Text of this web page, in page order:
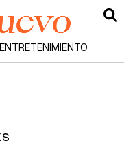
ENTRETENIMIENTO